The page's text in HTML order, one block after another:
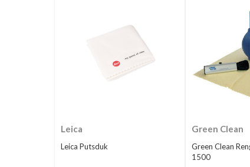
Leica
Leica Putsduk
Green Clean
Green Clean
1500